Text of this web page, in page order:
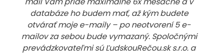
databáze ho budem mať, až kým budete
otvárať moje e-maily – po neotvorení 5 e-
mailov za sebou bude vymazaný. Spoločnými
prevádzkovateľmi sú ĽudskouRečou.sk s.r.o. a